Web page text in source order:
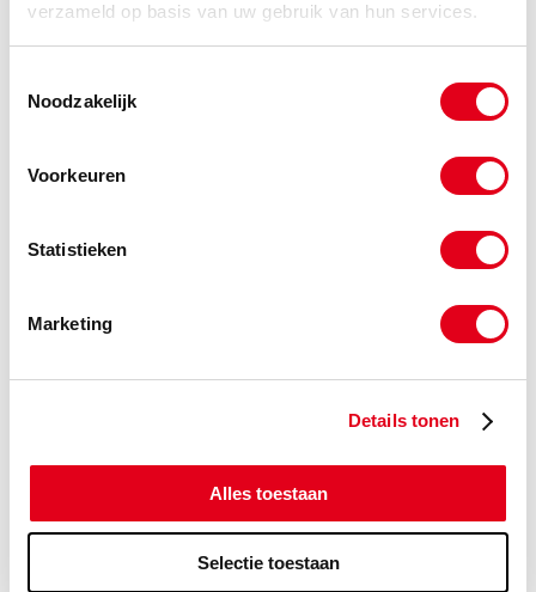
verzameld op basis van uw gebruik van hun services.
Noodzakelijk
Voorkeuren
Statistieken
Marketing
Details tonen
Alles toestaan
Selectie toestaan
RVS Lager SA 208 excenterring
RVS Lager SA 210 excenterring